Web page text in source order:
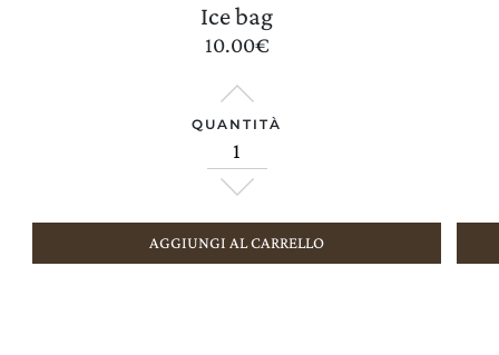
Ice bag
10.00€
QUANTITÀ
AGGIUNGI AL CARRELLO